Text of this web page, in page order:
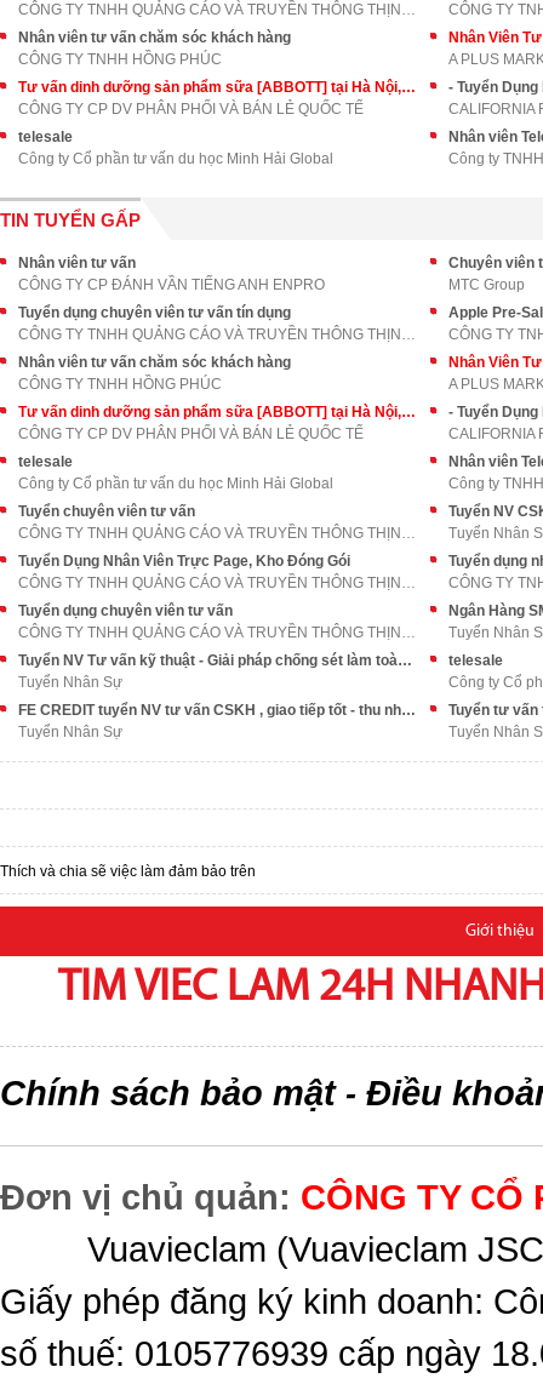
CÔNG TY TNHH QUẢNG CÁO VÀ TRUYỀN THÔNG THỊNH AN PH
CÔNG TY
Nhân viên tư vấn chăm sóc khách hàng
CÔNG TY TNHH HỒNG PHÚC
Nhân Viên
A PLUS
Tư vấn dinh dưỡng sản phẩm sữa [ABBOTT] tại Hà Nội, Hồ Chí Minh
CÔNG TY CP DV PHÂN PHỐI VÀ BÁN LẺ QUỐC TẾ
- Tuyển
CALIFORNIA
telesale
Công ty Cổ phần tư vấn du học Minh Hải Global
Nhân viên
Công ty
TIN TUYỂN GẤP
Nhân viên tư vấn
CÔNG TY CP ĐÁNH VẦN TIẾNG ANH ENPRO
Chuyên viên
MTC Group
Tuyển dụng chuyên viên tư vấn tín dụng
CÔNG TY TNHH QUẢNG CÁO VÀ TRUYỀN THÔNG THỊNH AN PH
Apple Pre-
CÔNG TY
Nhân viên tư vấn chăm sóc khách hàng
CÔNG TY TNHH HỒNG PHÚC
Nhân Viên
A PLUS
Tư vấn dinh dưỡng sản phẩm sữa [ABBOTT] tại Hà Nội, Hồ Chí Minh
CÔNG TY CP DV PHÂN PHỐI VÀ BÁN LẺ QUỐC TẾ
- Tuyển
CALIFORNIA
telesale
Công ty Cổ phần tư vấn du học Minh Hải Global
Nhân viên
Công ty
Tuyển chuyên viên tư vấn
CÔNG TY TNHH QUẢNG CÁO VÀ TRUYỀN THÔNG THỊNH AN PH
Tuyển Nhân
Tuyển Dụng Nhân Viên Trực Page, Kho Đóng Gói
CÔNG TY TNHH QUẢNG CÁO VÀ TRUYỀN THÔNG THỊNH AN PH
Tuyển dụng
Tuyển dụng chuyên viên tư vấn
CÔNG TY TNHH QUẢNG CÁO VÀ TRUYỀN THÔNG THỊNH AN PH
Tuyển Nhân
Tuyển NV Tư vấn kỹ thuật - Giải pháp chống sét làm toàn miền Bắc
Tuyển Nhân Sự
telesale
Công ty Cổ
FE CREDIT tuyển NV tư vấn CSKH , giao tiếp tốt - thu nhập cực cao
Tuyển Nhân Sự
Tuyển Nhân
Thích và chia sẽ việc làm đảm bảo trên
Giới thiệu
TIM VIEC LAM 24H
Chính sách bảo mật- Điều
Đơn vị chủ quản: CÔNG TY CỔ
Vuavieclam (Vuavieclam
Giấy phép đăng ký kinh doanh:
số thuế: 0105776939 cấp ngày